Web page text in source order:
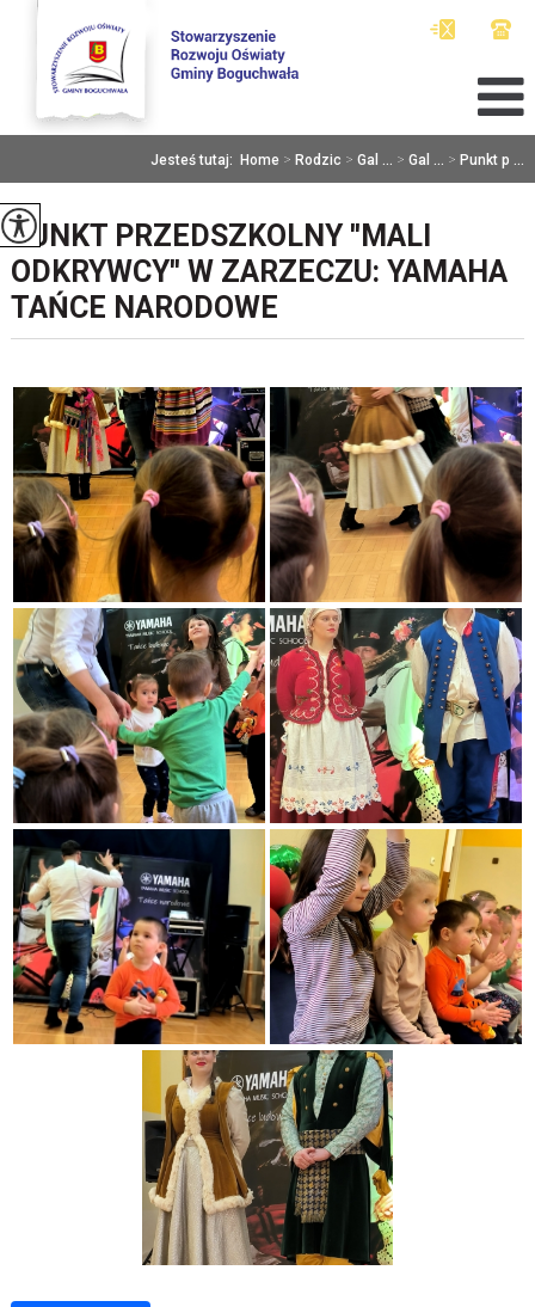
Jesteś tutaj: Home > Rodzic > Gal ... > Gal ... > Punkt p ...
PUNKT PRZEDSZKOLNY ''MALI
ODKRYWCY'' W ZARZECZU: YAMAHA
TAŃCE NARODOWE